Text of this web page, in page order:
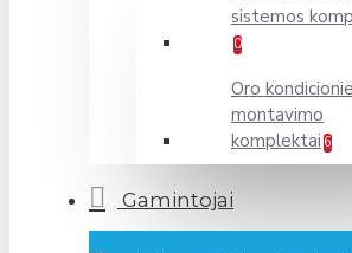
sistemos
0
Oro
montavimo
komplektai 6
Gamintojai